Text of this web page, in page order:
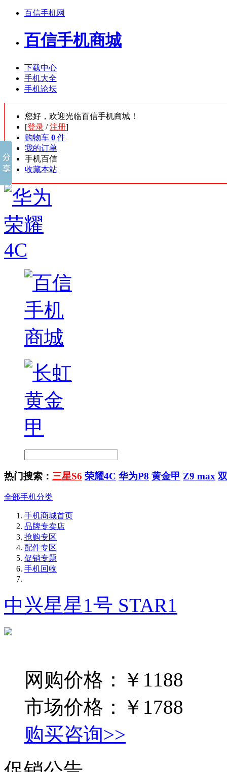
百信手机网
百信手机商城
下载中心
手机大全
手机论坛
您好，欢迎光临百信手机商城！
[登录 /注册]
购物车 0 件
我的订单
手机百信
收藏本站
热门搜索： 三星S6 荣耀4C 华为P8 黄金甲 Z9 max
全部手机分类
手机商城首页
品牌专卖店
抢购专区
配件专区
促销专题
手机回收
中兴星星1号 STAR1
网购价格：
￥1188
市场价格：
￥1788
购买咨询>>